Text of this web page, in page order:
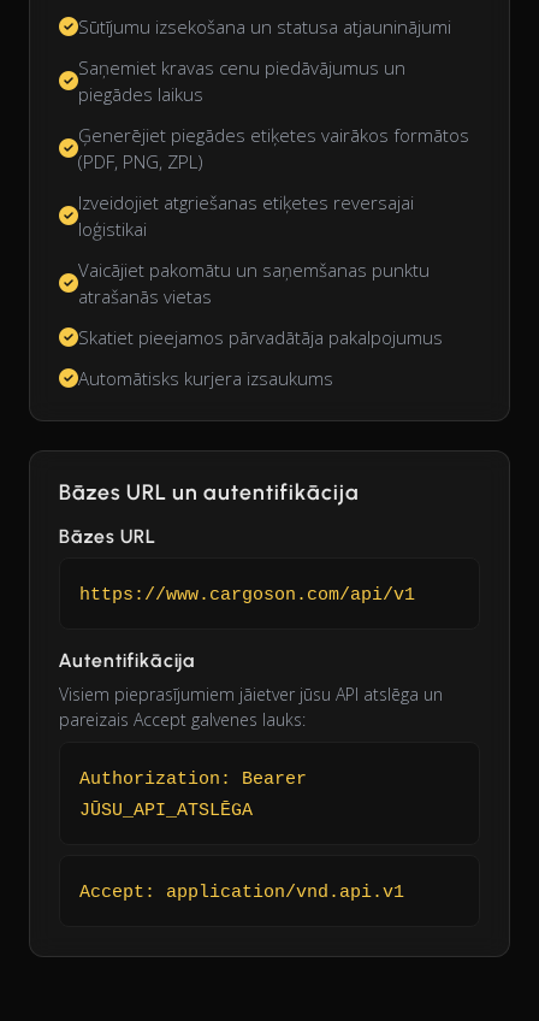
Sūtījumu izsekošana un statusa atjauninājumi
Saņemiet kravas cenu piedāvājumus un
piegādes laikus
Ģenerējiet piegādes etiķetes vairākos formātos
(PDF, PNG, ZPL)
Izveidojiet atgriešanas etiķetes reversajai
loģistikai
Vaicājiet pakomātu un saņemšanas punktu
atrašanās vietas
Skatiet pieejamos pārvadātāja pakalpojumus
Automātisks kurjera izsaukums
Bāzes URL un autentifikācija
Bāzes URL
https://www.cargoson.com/api/v1
Autentifikācija
Visiem pieprasījumiem jāietver jūsu API atslēga un
pareizais Accept galvenes lauks:
Authorization: Bearer
JŪSU_API_ATSLĒGA
Accept: application/vnd.api.v1